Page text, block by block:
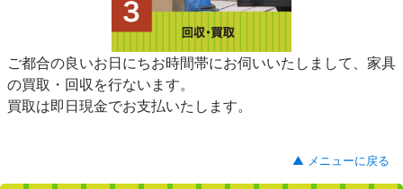
ご都合の良いお日にちお時間帯にお伺いいたしまして、家具
の買取・回収を行ないます。
買取は即日現金でお支払いたします。
▲ メニューに戻る